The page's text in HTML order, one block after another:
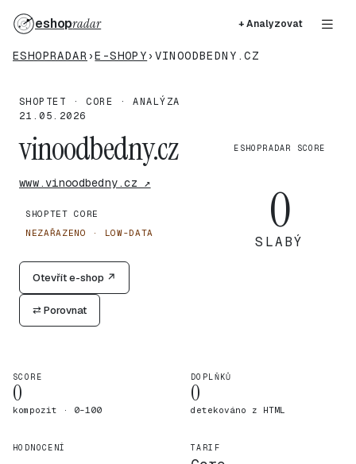
eshopradar + Analyzovat
ESHOPRADAR ›E-SHOPY › VINOODBEDNY.CZ
SHOPTET · CORE · ANALÝZA
21.05.2026
vinoodbedny.cz
www.vinoodbedny.cz ↗
SHOPTET CORE
NEZAŘAZENO · LOW-DATA
Otevřít e-shop ↗
⇄ Porovnat
ESHOPRADAR SCORE
0
SLABÝ
SCORE
0
kompozit · 0–100
DOPLŇKŮ
0
detekováno z HTML
HODNOCENÍ TARIF